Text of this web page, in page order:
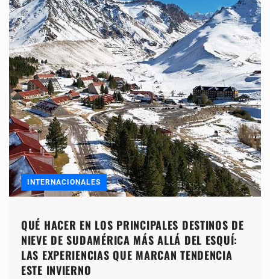
INTERNACIONALES
QUÉ HACER EN LOS PRINCIPALES DESTINOS DE
NIEVE DE SUDAMÉRICA MÁS ALLÁ DEL ESQUÍ:
LAS EXPERIENCIAS QUE MARCAN TENDENCIA
ESTE INVIERNO